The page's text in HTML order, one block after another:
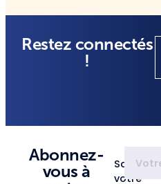
Restez connectés
!
Abonnez-
vous à
Saisissez
votre